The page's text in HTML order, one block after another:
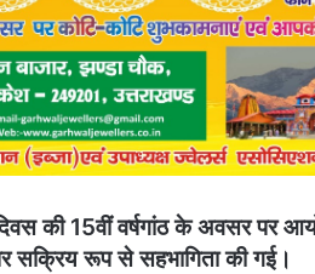
की 15वीं वर्षगांठ के अवसर पर
सक्रिय रूप से सहभागिता की गई।